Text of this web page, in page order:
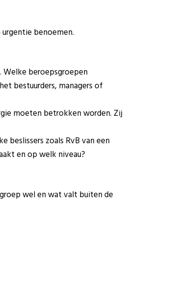
benoemen.
Welke beroepsgroepen
bestuurders, managers of
moeten betrokken worden. Zij
beslissers zoals RvB van een
en op welk niveau?
wel en wat valt buiten de